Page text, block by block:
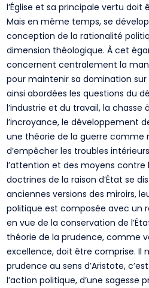
l’Église et sa principale vertu doit
Mais en même temps, se
conception de la rationalité
dimension théologique. À cet
concernent centralement la
pour maintenir sa domination
ainsi abordées les questions du
l’industrie et du travail, la chasse
l’incroyance, le développement
une théorie de la guerre comme
d’empêcher les troubles
l’attention et des moyens contre
doctrines de la raison d’État se
anciennes versions des miroirs,
politique est composée avec un
en vue de la conservation de
théorie de la prudence, comme
excellence, doit être comprise. Il
prudence au sens d’Aristote,
l’action politique, d’une sagesse